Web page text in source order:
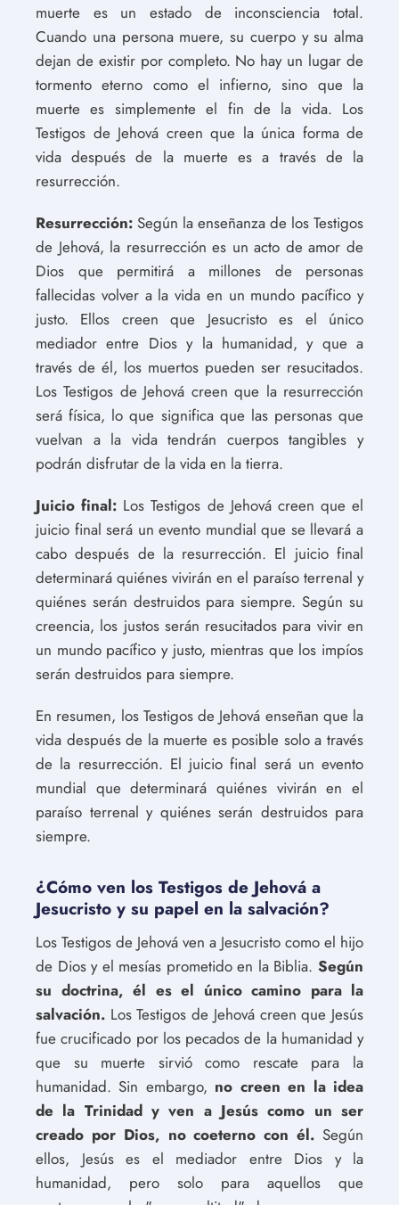
muerte es un estado de inconsciencia total.
Cuando una persona muere, su cuerpo y su alma
dejan de existir por completo. No hay un lugar de
tormento eterno como el infierno, sino que la
muerte es simplemente el fin de la vida. Los
Testigos de Jehová creen que la única forma de
vida después de la muerte es a través de la
resurrección.
Resurrección: Según la enseñanza de los Testigos
de Jehová, la resurrección es un acto de amor de
Dios que permitirá a millones de personas
fallecidas volver a la vida en un mundo pacífico y
justo. Ellos creen que Jesucristo es el único
mediador entre Dios y la humanidad, y que a
través de él, los muertos pueden ser resucitados.
Los Testigos de Jehová creen que la resurrección
será física, lo que significa que las personas que
vuelvan a la vida tendrán cuerpos tangibles y
podrán disfrutar de la vida en la tierra.
Juicio final: Los Testigos de Jehová creen que el
juicio final será un evento mundial que se llevará a
cabo después de la resurrección. El juicio final
determinará quiénes vivirán en el paraíso terrenal y
quiénes serán destruidos para siempre. Según su
creencia, los justos serán resucitados para vivir en
un mundo pacífico y justo, mientras que los impíos
serán destruidos para siempre.
En resumen, los Testigos de Jehová enseñan que la
vida después de la muerte es posible solo a través
de la resurrección. El juicio final será un evento
mundial que determinará quiénes vivirán en el
paraíso terrenal y quiénes serán destruidos para
siempre.
¿Cómo ven los Testigos de Jehová a
Jesucristo y su papel en la salvación?
Los Testigos de Jehová ven a Jesucristo como el hijo
de Dios y el mesías prometido en la Biblia. Según
su doctrina, él es el único camino para la
salvación. Los Testigos de Jehová creen que Jesús
fue crucificado por los pecados de la humanidad y
que su muerte sirvió como rescate para la
humanidad. Sin embargo, no creen en la idea
de la Trinidad y ven a Jesús como un ser
creado por Dios, no coeterno con él. Según
ellos, Jesús es el mediador entre Dios y la
humanidad, pero solo para aquellos que